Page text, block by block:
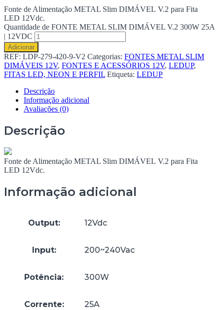
Fonte de Alimentação METAL Slim DIMÁVEL V.2 para Fita
LED 12Vdc.
Quantidade de FONTE METAL SLIM DIMÁVEL V.2 300W 25A
| 12VDC
Adicionar
REF: LDP-279-420-9-V2 Categorias: FONTES METAL SLIM
DIMÁVEIS 12V, FONTES E ACESSÓRIOS 12V, LEDUP,
FITAS LED, NEON E PERFIL Etiqueta: LEDUP
Descrição
Informação adicional
Avaliações (0)
Descrição
Fonte de Alimentação METAL Slim DIMÁVEL V.2 para Fita
LED 12Vdc.
Informação adicional
Output: 12Vdc
Input: 200~240Vac
Potência: 300W
Corrente: 25A